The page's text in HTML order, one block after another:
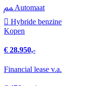
Automaat
Hybride benzine
Kopen
€ 28.950,-
Financial lease v.a.